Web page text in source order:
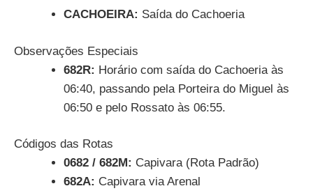
CACHOEIRA: Saída do Cachoeria
Observações Especiais
682R: Horário com saída do Cachoeria às
06:40, passando pela Porteira do Miguel às
06:50 e pelo Rossato às 06:55.
Códigos das Rotas
0682 / 682M: Capivara (Rota Padrão)
682A: Capivara via Arenal